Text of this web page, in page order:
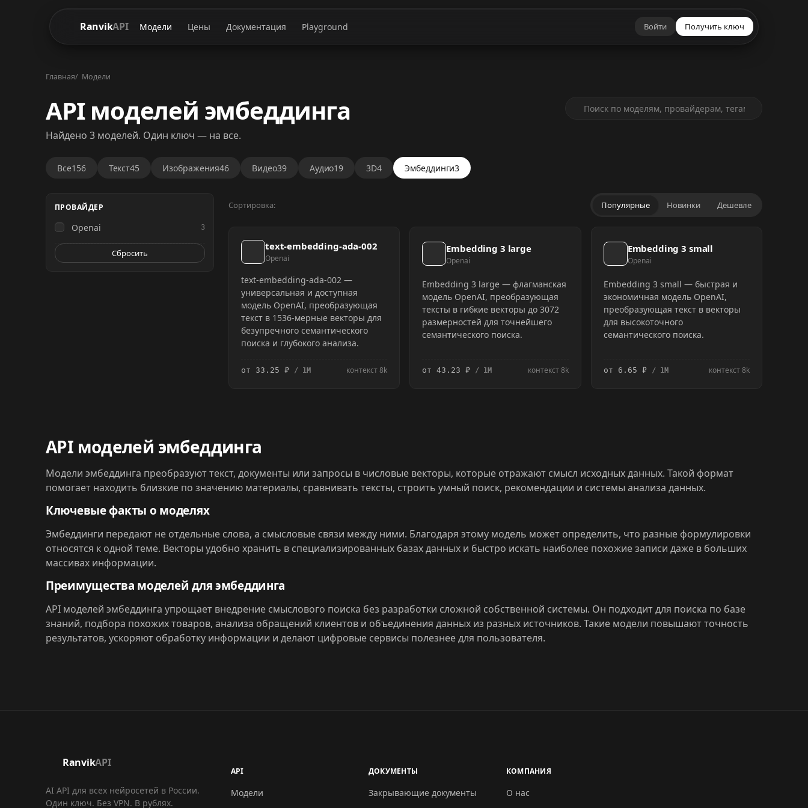
RanvikAPI Модели Цены Документация Playground Войти Получить ключ
Главная Модели
API моделей эмбеддинга
Найдено 3 моделей. Один ключ — на все.
Все156 Текст45 Изображения46 Видео39 Аудио19 3D4 Эмбеддинги3
ПРОВАЙДЕР
Openai 3
Сбросить
Сортировка: Популярные Новинки Дешевле
text-embedding-ada-002
Openai
text-embedding-ada-002 —
универсальная и доступная
модель OpenAI, преобразующая
текст в 1536-мерные векторы для
безупречного семантического
поиска и глубокого анализа.
от 33.25 ₽ / 1M контекст 8k
Embedding 3 large
Openai
Embedding 3 large — флагманская
модель OpenAI, преобразующая
тексты в гибкие векторы до 3072
размерностей для точнейшего
семантического поиска.
от 43.23 ₽ / 1M контекст 8k
Embedding 3 small
Openai
Embedding 3 small — быстрая и
экономичная модель OpenAI,
преобразующая текст в векторы
для высокоточного
семантического поиска.
от 6.65 ₽ / 1M контекст 8k
API моделей эмбеддинга
Модели эмбеддинга преобразуют текст, документы или запросы в числовые векторы, которые отражают смысл исходных данных. Такой формат
помогает находить близкие по значению материалы, сравнивать тексты, строить умный поиск, рекомендации и системы анализа данных.
Ключевые факты о моделях
Эмбеддинги передают не отдельные слова, а смысловые связи между ними. Благодаря этому модель может определить, что разные формулировки
относятся к одной теме. Векторы удобно хранить в специализированных базах данных и быстро искать наиболее похожие записи даже в больших
массивах информации.
Преимущества моделей для эмбеддинга
API моделей эмбеддинга упрощает внедрение смыслового поиска без разработки сложной собственной системы. Он подходит для поиска по базе
знаний, подбора похожих товаров, анализа обращений клиентов и объединения данных из разных источников. Такие модели повышают точность
результатов, ускоряют обработку информации и делают цифровые сервисы полезнее для пользователя.
RanvikAPI
AI API для всех нейросетей в России.
Один ключ. Без VPN. В рублях.
API
Модели
ДОКУМЕНТЫ
Закрывающие документы
КОМПАНИЯ
О нас